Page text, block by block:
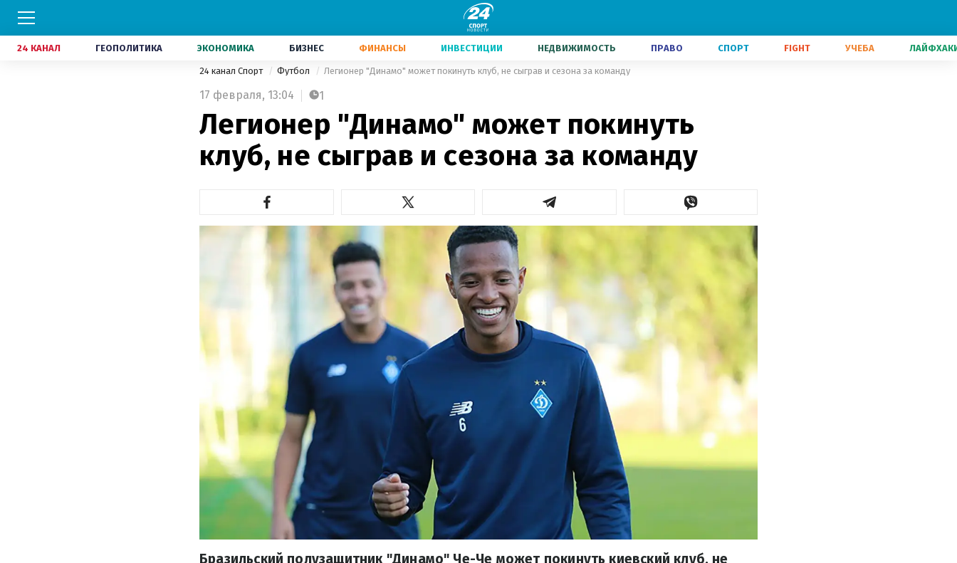
24 КАНАЛ ГЕОПОЛИТИКА ЭКОНОМИКА БИЗНЕС ФИНАНСЫ ИНВЕСТИЦИИ НЕДВИЖИМОСТЬ ПРАВО СПОРТ FIGHT УЧЕБА
24 канал Спорт Футбол Легионер "Динамо" может покинуть клуб, не сыграв и сезона за команду
17 февраля, 13:04 1
Легионер "Динамо" может покинуть
клуб, не сыграв и сезона за команду
Бразильский полузащитник "Динамо" Че-Че может покинуть киевский клуб, не